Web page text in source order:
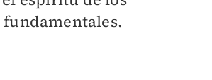
fundamentales.